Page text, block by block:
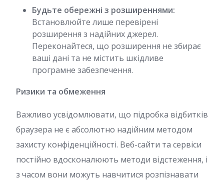
Будьте обережні з розширеннями:
Встановлюйте лише перевірені
розширення з надійних джерел.
Переконайтеся, що розширення не збирає
ваші дані та не містить шкідливе
програмне забезпечення.
Ризики та обмеження
Важливо усвідомлювати, що підробка відбитків
браузера не є абсолютно надійним методом
захисту конфіденційності. Веб-сайти та сервіси
постійно вдосконалюють методи відстеження, і
з часом вони можуть навчитися розпізнавати